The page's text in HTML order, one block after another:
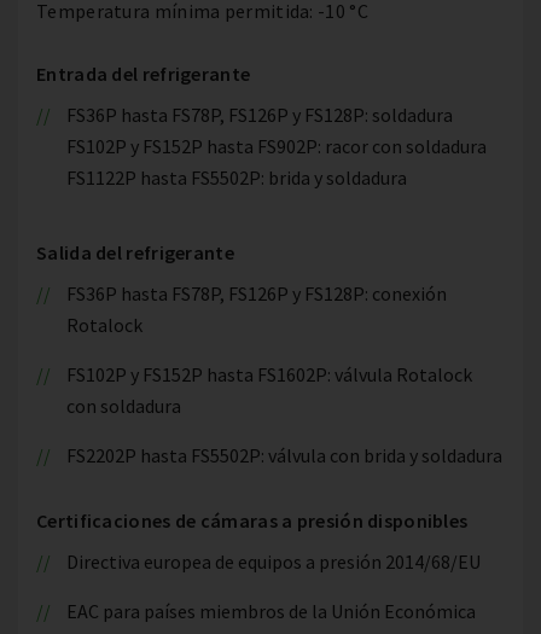
Temperatura mínima permitida: -10 °C
Entrada del refrigerante
FS36P hasta FS78P, FS126P y FS128P: soldadura
FS102P y FS152P hasta FS902P: racor con soldadura
FS1122P hasta FS5502P: brida y soldadura
Salida del refrigerante
FS36P hasta FS78P, FS126P y FS128P: conexión
Rotalock
FS102P y FS152P hasta FS1602P: válvula Rotalock
con soldadura
FS2202P hasta FS5502P: válvula con brida y soldadura
Certificaciones de cámaras a presión disponibles
Directiva europea de equipos a presión 2014/68/EU
EAC para países miembros de la Unión Económica